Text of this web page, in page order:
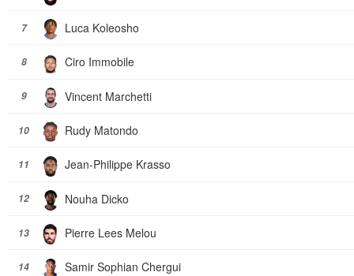
7 Luca Koleosho
8 Ciro Immobile
9 Vincent Marchetti
10 Rudy Matondo
11 Jean-Philippe Krasso
12 Nouha Dicko
13 Pierre Lees Melou
14 Samir Sophian Chergui